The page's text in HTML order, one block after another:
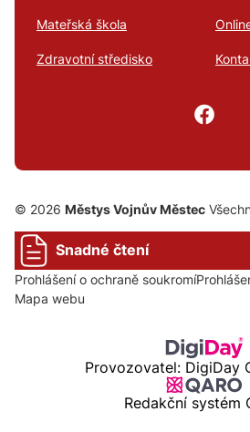
Mateřská škola
Zdravotní středisko
© 2026 Městys Vojnův Městec
Snadné čtení
Prohlášení o ochraně soukromí
Mapa webu
Provozovatel: DigiDay
Redakční systém